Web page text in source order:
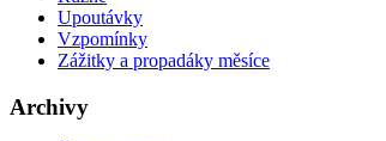
Upoutávky
Vzpomínky
Zážitky a propadáky měsíce
Archivy